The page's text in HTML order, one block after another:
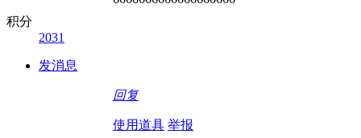
积分
2031
发消息
回复
使用道具 举报